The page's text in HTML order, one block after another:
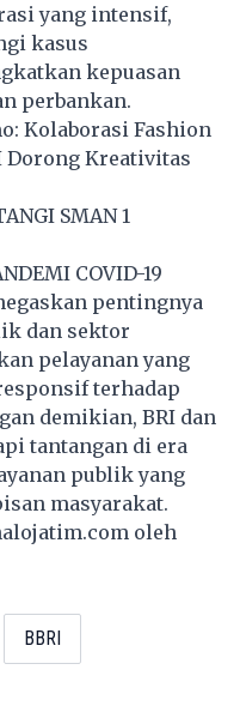
yang intensif,
kasus
kepuasan
perbankan.
Kolaborasi Fashion
Dorong Kreativitas
SMAN 1
COVID-19
pentingnya
dan sektor
pelayanan yang
terhadap
demikian, BRI dan
tantangan di era
publik yang
masyarakat.
oleh
BBRI